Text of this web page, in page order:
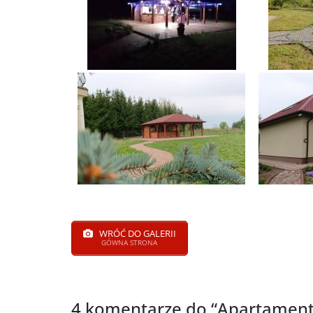
WRÓĆ DO GALERII
GÓWNA STRONA